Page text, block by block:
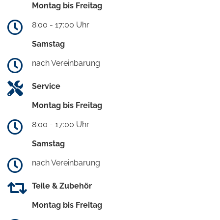
Montag bis Freitag
8:00 - 17:00 Uhr
Samstag
nach Vereinbarung
Service
Montag bis Freitag
8:00 - 17:00 Uhr
Samstag
nach Vereinbarung
Teile & Zubehör
Montag bis Freitag